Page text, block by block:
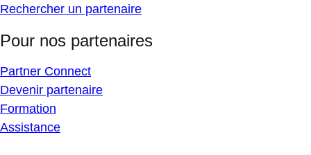
Rechercher un partenaire
Pour nos partenaires
Partner Connect
Devenir partenaire
Formation
Assistance